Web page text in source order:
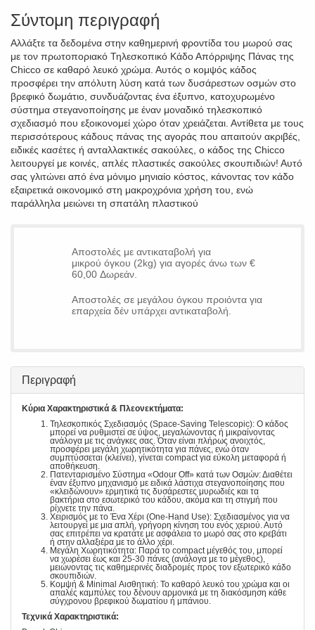
Σύντομη περιγραφή
Αλλάξτε τα δεδομένα στην καθημερινή φροντίδα του μωρού σας
με τον πρωτοποριακό Τηλεσκοπικό Κάδο Απόρριψης Πάνας της
Chicco σε καθαρό λευκό χρώμα. Αυτός ο κομψός κάδος
προσφέρει την απόλυτη λύση κατά των δυσάρεστων οσμών στο
βρεφικό δωμάτιο, συνδυάζοντας ένα έξυπνο, κατοχυρωμένο
σύστημα στεγανοποίησης με έναν μοναδικό τηλεσκοπικό
σχεδιασμό που εξοικονομεί χώρο όταν χρειάζεται. Αντίθετα με τους
περισσότερους κάδους πάνας της αγοράς που απαιτούν ακριβές,
ειδικές κασέτες ή ανταλλακτικές σακούλες, ο κάδος της Chicco
λειτουργεί με κοινές, απλές πλαστικές σακούλες σκουπιδιών! Αυτό
σας γλιτώνει από ένα μόνιμο μηνιαίο κόστος, κάνοντας τον κάδο
εξαιρετικά οικονομικό στη μακροχρόνια χρήση του, ενώ
παράλληλα μειώνει τη σπατάλη πλαστικού
Αποστολές με αντικαταβολή για
μικρού όγκου (2kg) για αγορές άνω των €
60,00 Δωρεάν.
Αποστολές σε μεγάλου όγκου προιόντα για
επαρχεία δέν υπάρχει αντικαταβολή.
Περιγραφή
Κύρια Χαρακτηριστικά & Πλεονεκτήματα:
Τηλεσκοπικός Σχεδιασμός (Space-Saving Telescopic): Ο κάδος
μπορεί να ρυθμιστεί σε ύψος, μεγαλώνοντας ή μικραίνοντας
ανάλογα με τις ανάγκες σας. Όταν είναι πλήρως ανοιχτός,
προσφέρει μεγάλη χωρητικότητα για πάνες, ενώ όταν
συμπτύσσεται (κλείνει), γίνεται compact για εύκολη μεταφορά ή
αποθήκευση.
Πατενταρισμένο Σύστημα «Odour Off» κατά των Οσμών: Διαθέτει
έναν έξυπνο μηχανισμό με ειδικά λάστιχα στεγανοποίησης που
«κλειδώνουν» ερμητικά τις δυσάρεστες μυρωδιές και τα
βακτήρια στο εσωτερικό του κάδου, ακόμα και τη στιγμή που
ρίχνετε την πάνα.
Χειρισμός με το Ένα Χέρι (One-Hand Use): Σχεδιασμένος για να
λειτουργεί με μια απλή, γρήγορη κίνηση του ενός χεριού. Αυτό
σας επιτρέπει να κρατάτε με ασφάλεια το μωρό σας στο κρεβάτι
ή στην αλλαξιέρα με το άλλο χέρι.
Μεγάλη Χωρητικότητα: Παρά το compact μέγεθός του, μπορεί
να χωρέσει έως και 25-30 πάνες (ανάλογα με το μέγεθος),
μειώνοντας τις καθημερινές διαδρομές προς τον εξωτερικό κάδο
σκουπιδιών.
Κομψή & Minimal Αισθητική: Το καθαρό λευκό του χρώμα και οι
απαλές καμπύλες του δένουν αρμονικά με τη διακόσμηση κάθε
σύγχρονου βρεφικού δωματίου ή μπάνιου.
Τεχνικά Χαρακτηριστικά: